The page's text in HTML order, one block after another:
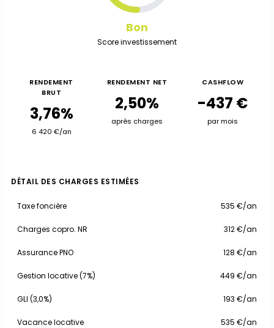
Bon
Score investissement
RENDEMENT
BRUT
3,76%
6 420 €/an
RENDEMENT NET
2,50%
après charges
CASHFLOW
-437 €
par mois
DÉTAIL DES CHARGES ESTIMÉES
Taxe foncière 535 €/an
Charges copro. NR 312 €/an
Assurance PNO 128 €/an
Gestion locative (7%) 449 €/an
GLI (3,0%) 193 €/an
Vacance locative 535 €/an